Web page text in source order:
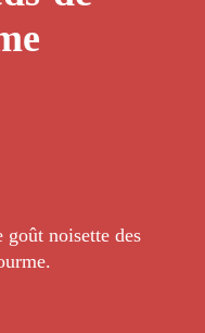
noisette des